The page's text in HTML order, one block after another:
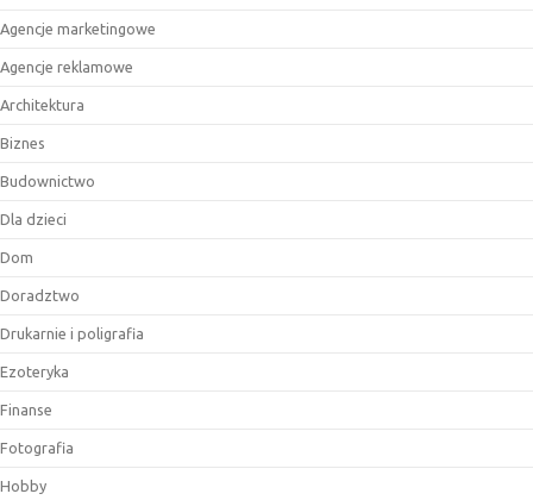
Agencje marketingowe
Agencje reklamowe
Architektura
Biznes
Budownictwo
Dla dzieci
Dom
Doradztwo
Drukarnie i poligrafia
Ezoteryka
Finanse
Fotografia
Hobby